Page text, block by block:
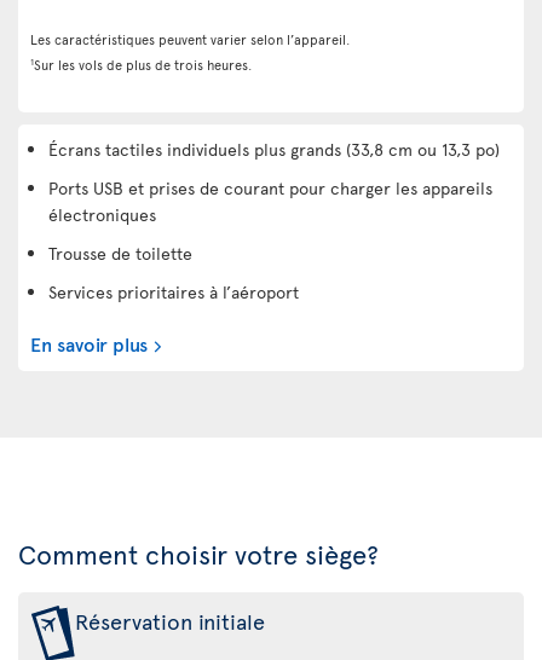
Les caractéristiques peuvent varier selon l’appareil.
1Sur les vols de plus de trois heures.
Écrans tactiles individuels plus grands (33,8 cm ou 13,3 po)
Ports USB et prises de courant pour charger les appareils
électroniques
Trousse de toilette
Services prioritaires à l’aéroport
En savoir plus
Comment choisir votre siège?
Réservation initiale